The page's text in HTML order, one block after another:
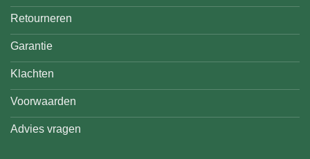
Retourneren
Garantie
Klachten
Voorwaarden
Advies vragen